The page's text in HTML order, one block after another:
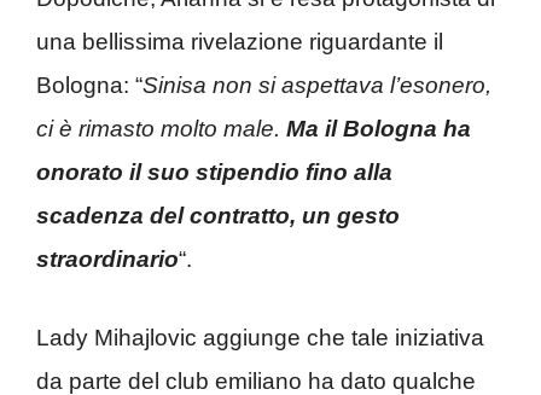
una bellissima rivelazione riguardante il
Bologna: “Sinisa non si aspettava l’esonero,
ci è rimasto molto male. Ma il Bologna ha
onorato il suo stipendio fino alla
scadenza del contratto, un gesto
straordinario“.
Lady Mihajlovic aggiunge che tale iniziativa
da parte del club emiliano ha dato qualche